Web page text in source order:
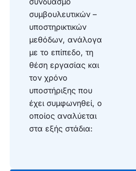
συμβουλευτικών –
υποστηρικτικών
μεθόδων, ανάλογα
με το επίπεδο, τη
θέση εργασίας και
τον χρόνο
υποστήριξης που
έχει συμφωνηθεί, ο
οποίος αναλύεται
στα εξής στάδια: